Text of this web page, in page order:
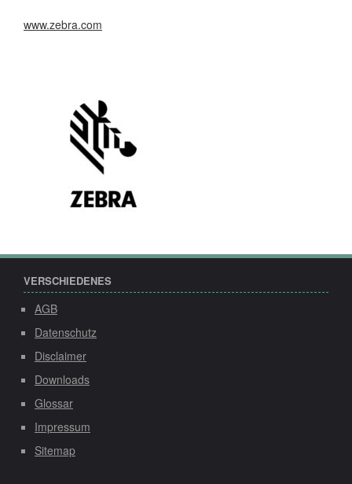
www.zebra.com
VERSCHIEDENES
AGB
Datenschutz
Disclaimer
Downloads
Glossar
Impressum
Sitemap